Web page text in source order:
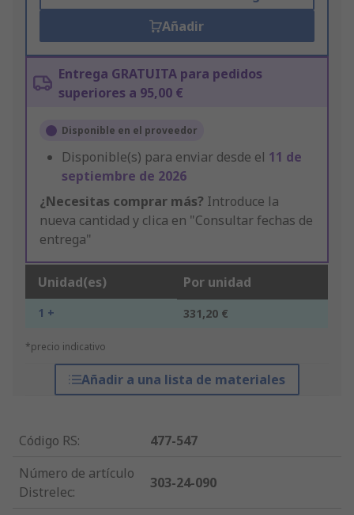
Añadir
Entrega GRATUITA para pedidos
superiores a 95,00 €
Disponible en el proveedor
Disponible(s) para enviar desde el 11 de
septiembre de 2026
¿Necesitas comprar más? Introduce la
nueva cantidad y clica en "Consultar fechas de
entrega"
Unidad(es) Por unidad
1 + 331,20 €
*precio indicativo
Añadir a una lista de materiales
Código RS:
477-547
Número de artículo
Distrelec:
303-24-090